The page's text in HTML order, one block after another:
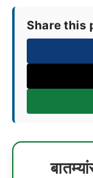
Share this